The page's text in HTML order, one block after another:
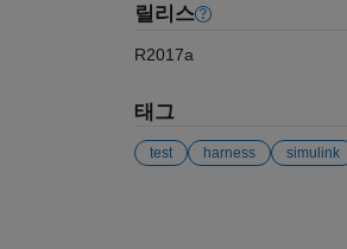
릴리스
R2017a
태그
test harness simulink